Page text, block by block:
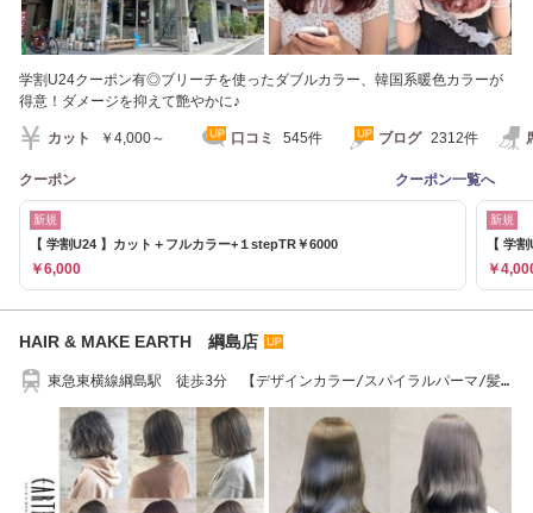
学割U24クーポン有◎ブリーチを使ったダブルカラー、韓国系暖色カラーが
得意！ダメージを抑えて艶やかに♪
カット ￥4,000～ 口コミ 545件 ブログ 2312件
クーポン クーポン一覧へ
新規
【 学割U24 】カット＋フルカラー+１stepTR￥6000
￥6,000
新規
【 学
￥
HAIR & MAKE EARTH 綱島店
東急東横線綱島駅 徒歩3分 【デザインカラー/スパイラルパーマ/髪